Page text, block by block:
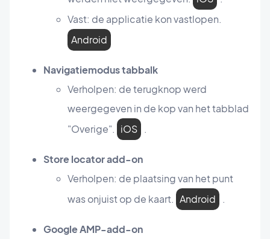
Vast: de applicatie kon vastlopen.
Android
Navigatiemodus tabbalk
Verholpen: de terugknop werd
weergegeven in de kop van het tabblad
"Overige". iOS .
Store locator add-on
Verholpen: de plaatsing van het punt
was onjuist op de kaart. Android .
Google AMP-add-on